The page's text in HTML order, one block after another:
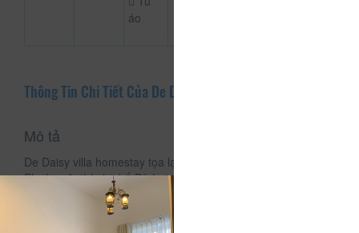
áo
Thông Tin Chi Tiết Của De Daisy Villa Homestay
Mô tả
De Daisy villa homestay tọa lạc tại 59 Nguyên Tử Lực,
Phường 8, thành phố Đà Lạt, vị trí cách trung tâm 2km chưa
đầy 10 phút thôi nhé
là một điểm đến lý tưởng, không gian hoàn toàn ấm áp yên